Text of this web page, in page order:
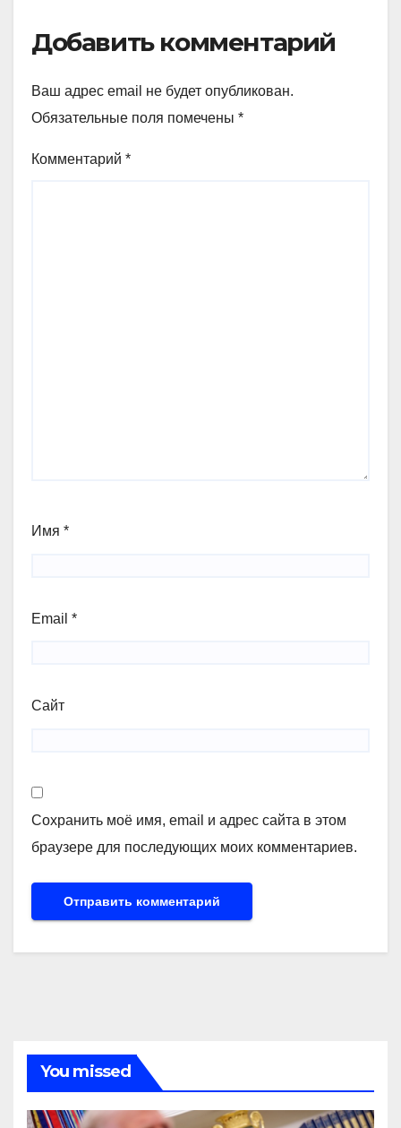
Добавить комментарий
Ваш адрес email не будет опубликован.
Обязательные поля помечены *
Комментарий *
Имя *
Email *
Сайт
Сохранить моё имя, email и адрес сайта в этом
браузере для последующих моих комментариев.
You missed